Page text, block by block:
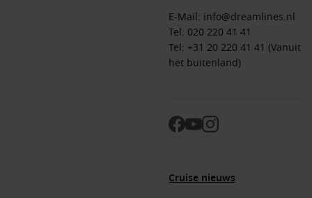
– Wereldberoemd om hun steile kliffen,
watervallen en serene schoonheid.
– Ideaal voor korte cruises met veel
Cruises naar Noorwegen vanuit Nederland
Noorwegen cruises vanaf Amsterdam
– Een populair en
E-Mail: info@dreamlines.nl
Tel: 020 220 41 41
Tel: +31 20 220 41 41 (Vanuit
het buitenland)
Cruise nieuws